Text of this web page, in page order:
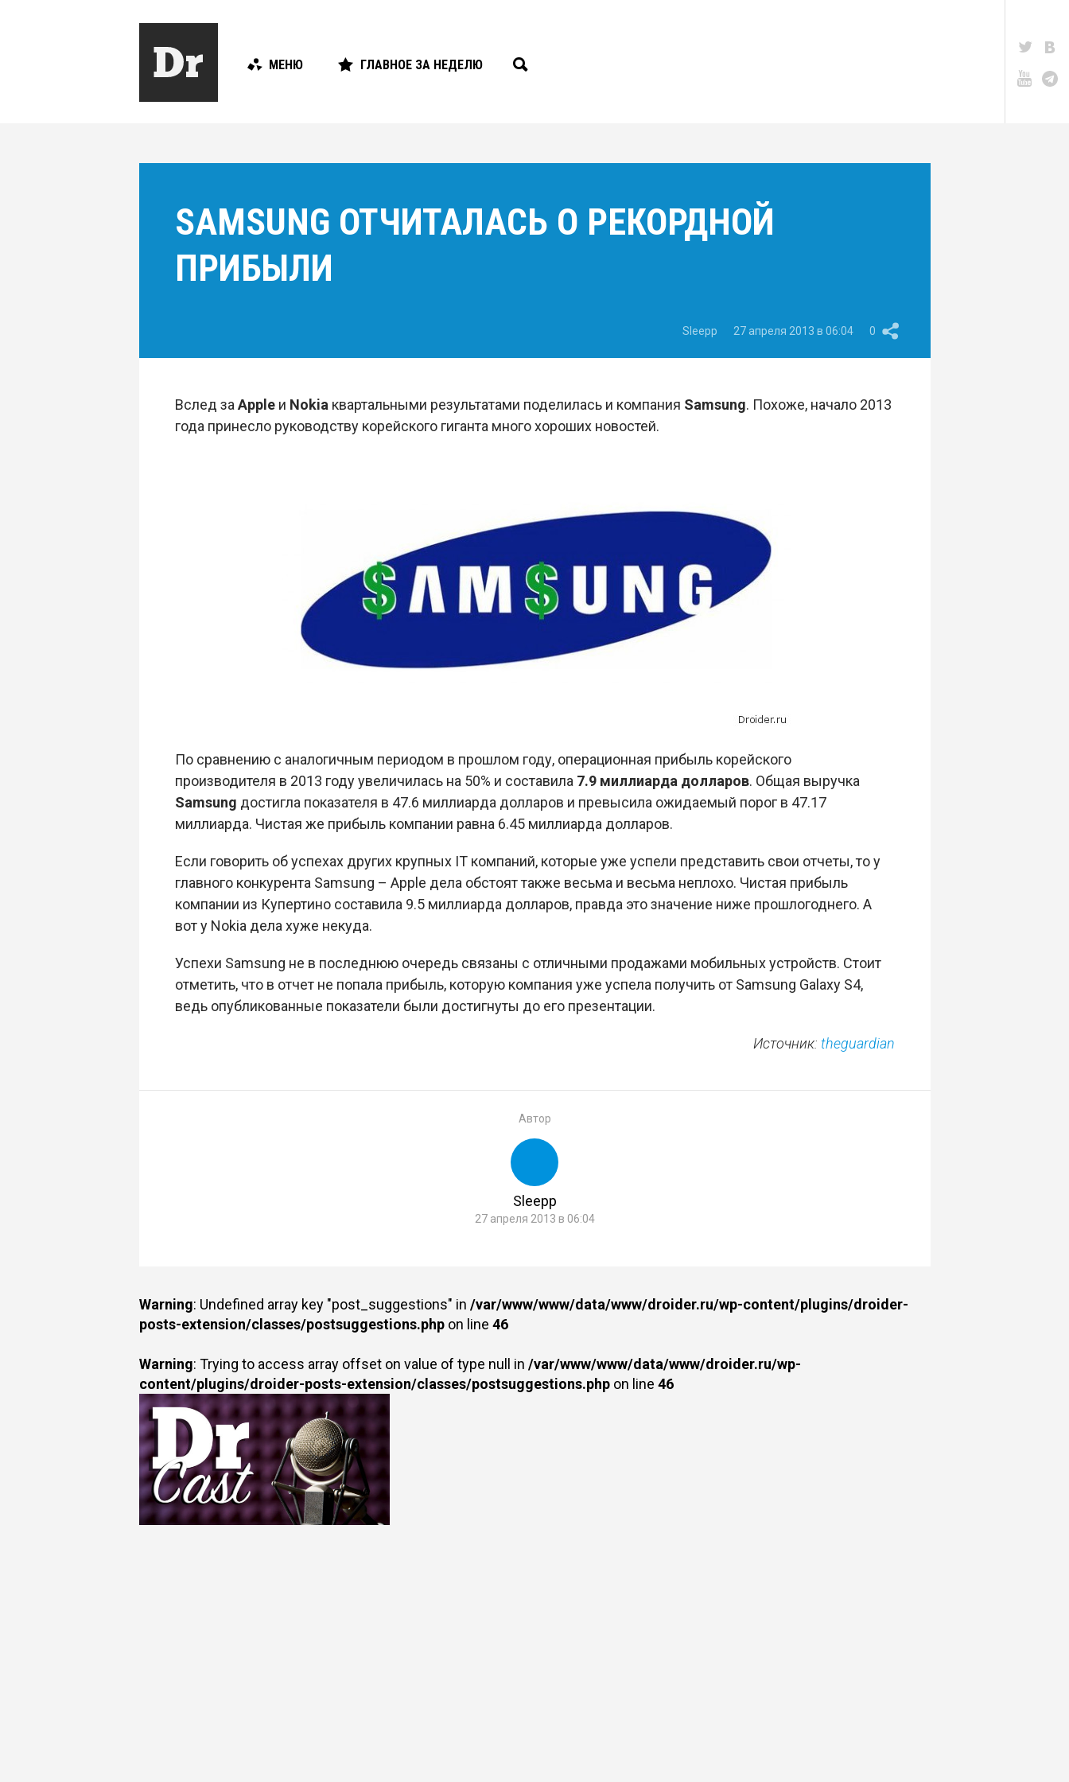
МЕНЮ ГЛАВНОЕ ЗА НЕДЕЛЮ
SAMSUNG ОТЧИТАЛАСЬ О РЕКОРДНОЙ
ПРИБЫЛИ
Sleepp 27 апреля 2013 в 06:04 0
Вслед за Appleи Nokia квартальными результатами поделилась и компания Samsung. Похоже, начало 2013
года принесло руководству корейского гиганта много хороших новостей.
По сравнению с аналогичным периодом в прошлом году, операционная прибыль корейского
производителя в 2013 году увеличилась на 50% и составила 7.9 миллиарда долларов. Общая выручка
Samsung достигла показателя в 47.6 миллиарда долларов и превысила ожидаемый порог в 47.17
миллиарда. Чистая же прибыль компании равна 6.45 миллиарда долларов.
Если говорить об успехах других крупных IT компаний, которые уже успели представить свои отчеты, то у
главного конкурента Samsung – Apple дела обстоят также весьма и весьма неплохо. Чистая прибыль
компании из Купертино составила 9.5 миллиарда долларов, правда это значение ниже прошлогоднего. А
вот у Nokia дела хуже некуда.
Успехи Samsung не в последнюю очередь связаны с отличными продажами мобильных устройств. Стоит
отметить, что в отчет не попала прибыль, которую компания уже успела получить от Samsung Galaxy S4,
ведь опубликованные показатели были достигнуты до его презентации.
Источник: theguardian
Автор
Sleepp
27 апреля 2013 в 06:04
Warning: Undefined array key "post_suggestions" in /var/www/www/data/www/droider.ru/wp-content/plugins/droider-
posts-extension/classes/postsuggestions.phpon line 46
Warning: Trying to access array offset on value of type null in /var/www/www/data/www/droider.ru/wp-
content/plugins/droider-posts-extension/classes/postsuggestions.phpon line 46